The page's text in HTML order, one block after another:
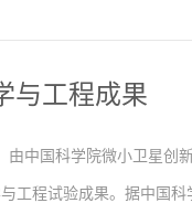
与工程成果
由中国科学院微小卫星创
工程试验成果。据中国